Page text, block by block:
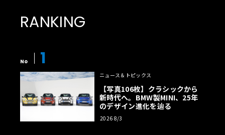
RANKING
No 1
ニュース＆トピックス
【写真106枚】クラシックから
新時代へ。BMW製MINI、25年
のデザイン進化を辿る
2026 8/3